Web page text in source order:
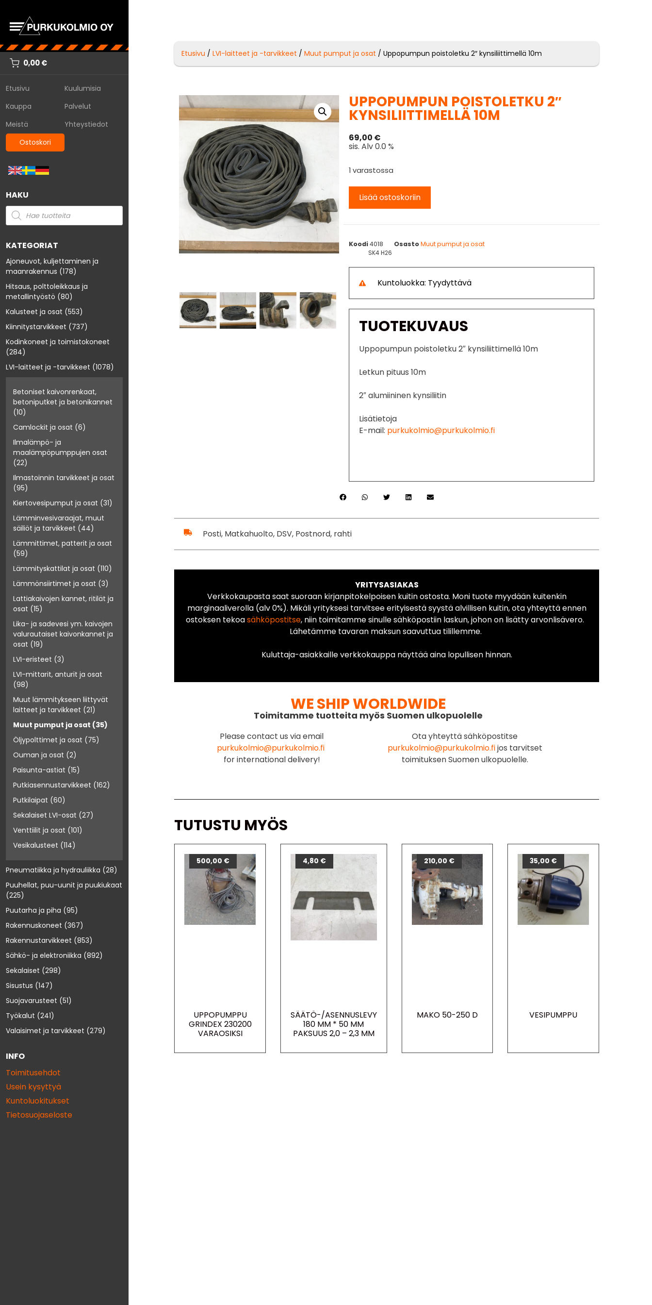
0,00€
Etusivu
Kuulumisia
Kauppa
Palvelut
Meistä
Yhteystiedot
Ostoskori
HAKU
KATEGORIAT
Ajoneuvot, kuljettaminen ja
maanrakennus (178)
Hitsaus, polttoleikkaus ja
metallintyöstö (80)
Kalusteet ja osat (553)
Kiinnitystarvikkeet (737)
Kodinkoneet ja toimistokoneet
(284)
LVI-laitteet ja -tarvikkeet (1078)
Betoniset kaivonrenkaat,
betoniputket ja betonikannet
(10)
Camlockit ja osat (6)
Ilmalämpö- ja
maalämpöpumppujen osat
(22)
Ilmastoinnin tarvikkeet ja osat
(95)
Kiertovesipumput ja osat (31)
Lämminvesivaraajat, muut
säiliöt ja tarvikkeet (44)
Lämmittimet, patterit ja osat
(59)
Lämmityskattilat ja osat (110)
Lämmönsiirtimet ja osat (3)
Lattiakaivojen kannet, ritilät ja
osat (15)
Lika- ja sadevesi ym. kaivojen
valurautaiset kaivonkannet ja
osat (19)
LVI-eristeet (3)
LVI-mittarit, anturit ja osat
(98)
Muut lämmitykseen liittyvät
laitteet ja tarvikkeet (21)
Muut pumput ja osat (35)
Öljypolttimet ja osat (75)
Ouman ja osat (2)
Paisunta-astiat (15)
Putkiasennustarvikkeet (162)
Putkilaipat (60)
Sekalaiset LVI-osat (27)
Venttiilit ja osat (101)
Vesikalusteet (114)
Pneumatiikka ja hydrauliikka (28)
Puuhellat, puu-uunit ja puukiukaat
(225)
Puutarha ja piha (95)
Rakennuskoneet (367)
Rakennustarvikkeet (853)
Sähkö- ja elektroniikka (892)
Sekalaiset (298)
Sisustus (147)
Suojavarusteet (51)
Työkalut (241)
Valaisimet ja tarvikkeet (279)
INFO
Toimitusehdot
Usein kysyttyä
Kuntoluokitukset
Tietosuojaseloste
Etusivu /LVI-laitteet ja -tarvikkeet /Muut pumput ja osat / Uppopumpun poistoletku 2″ kynsiliittimellä 10m
UPPOPUMPUN POISTOLETKU 2″
KYNSILIITTIMELLÄ 10M
69,00 €
sis. Alv 0.0 %
1 varastossa
Lisää ostoskoriin
Koodi4018 Osasto Muut pumput ja osat
SK4 H26
Kuntoluokka: Tyydyttävä
TUOTEKUVAUS
Uppopumpun poistoletku 2″ kynsiliittimellä 10m
Letkun pituus 10m
2″ alumiininen kynsiliitin
Lisätietoja
E-mail: purkukolmio@purkukolmio.fi
Posti, Matkahuolto, DSV, Postnord, rahti
YRITYSASIAKAS
Verkkokaupasta saat suoraan kirjanpitokelpoisen kuitin ostosta. Moni tuote myydään kuitenkin
marginaaliverolla (alv 0%). Mikäli yrityksesi tarvitsee erityisestä syystä alvillisen kuitin, ota yhteyttä ennen
ostoksen tekoasähköpostitse, niin toimitamme sinulle sähköpostiin laskun, johon on lisätty arvonlisävero.
Lähetämme tavaran maksun saavuttua tilillemme.
Kuluttaja-asiakkaille verkkokauppa näyttää aina lopullisen hinnan.
WE SHIP WORLDWIDE
Toimitamme tuotteita myös Suomen ulkopuolelle
Please contact us via email
purkukolmio@purkukolmio.fi
for international delivery!
Ota yhteyttä sähköpostitse
purkukolmio@purkukolmio.fijos tarvitset
toimituksen Suomen ulkopuolelle.
TUTUSTU MYÖS
UPPOPUMPPU
GRINDEX 230200
VARAOSIKSI
500,00 €
SÄÄTÖ-/ASENNUSLEVY
180 MM * 50 MM
PAKSUUS 2,0 – 2,3 MM
4,80 €
MAKO 50-250 D
210,00 €
VESIPUMPPU
35,00 €